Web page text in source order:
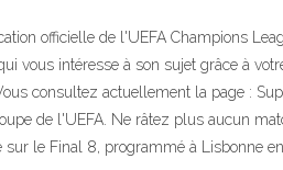
officielle de l'UEFA Champions
vous intéresse à son sujet grâce à
consultez actuellement la page :
de l'UEFA. Ne râtez plus aucun
le Final 8, programmé à Lisbonne